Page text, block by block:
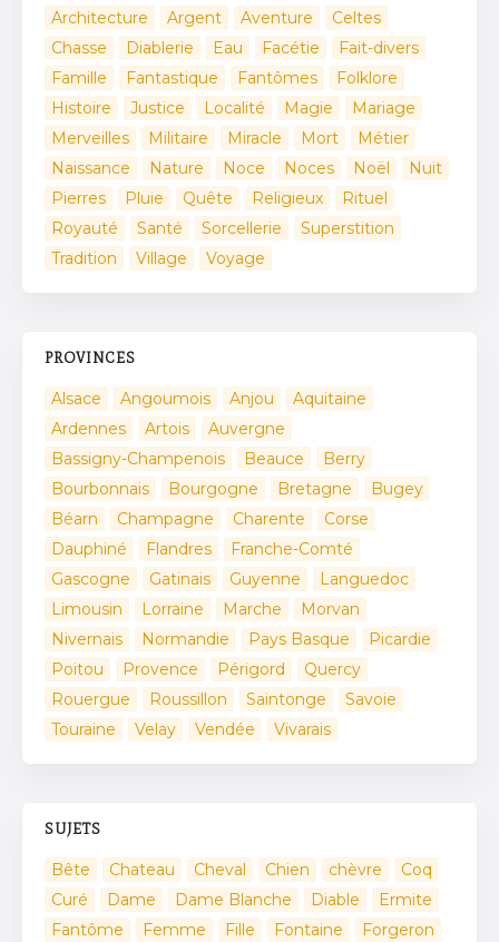
Architecture
Argent Aventure
Celtes
Chasse
Diablerie Eau Facétie
Fait-divers
Famille
Fantastique Fantômes
Folklore
Histoire
Justice Localité Magie
Mariage
Merveilles
Militaire Miracle Mort
Métier
Naissance
Nature Noce Noces Noël
Nuit
Pierres
Pluie Quête Religieux
Rituel
Royauté
Santé Sorcellerie
Superstition
Tradition
Village Voyage
PROVINCES
Alsace Angoumois Anjou
Aquitaine
Ardennes
Artois
Auvergne
Bassigny-Champenois
Beauce
Berry
Bourbonnais
Bourgogne Bretagne
Bugey
Béarn
Champagne Charente
Corse
Dauphiné
Flandres
Franche-Comté
Gascogne
Gatinais Guyenne
Languedoc
Limousin
Lorraine Marche
Morvan
Nivernais
Normandie Pays Basque
Picardie
Poitou
Provence Périgord
Quercy
Rouergue
Roussillon Saintonge
Savoie
Touraine
Velay Vendée Vivarais
SUJETS
Bête Chateau Cheval Chien chèvre
Coq
Curé
Dame Dame Blanche Diable
Ermite
Fantôme
Femme Fille Fontaine
Forgeron